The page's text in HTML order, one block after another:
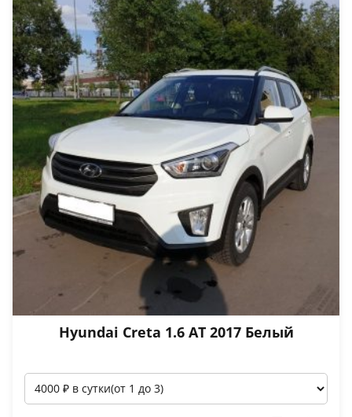
Hyundai Creta 1.6 АТ 2017 Белый